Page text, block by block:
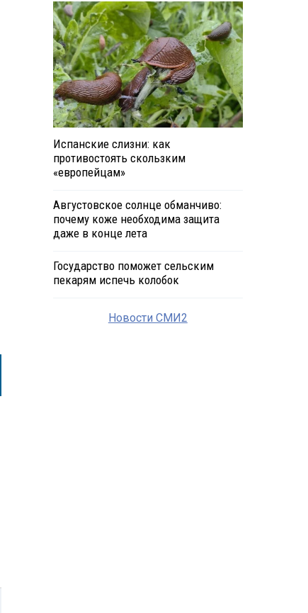
Испанские слизни: как
противостоять скользким
«европейцам»
Августовское солнце обманчиво:
почему коже необходима защита
даже в конце лета
Государство поможет сельским
пекарям испечь колобок
Новости СМИ2